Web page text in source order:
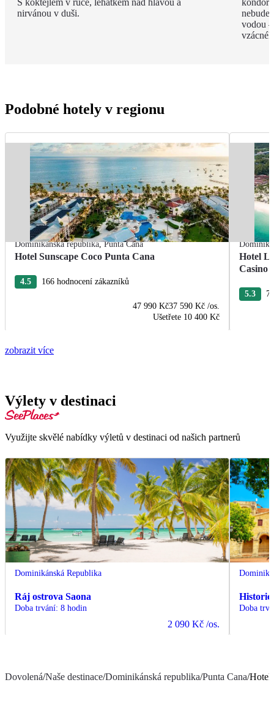
nirvánou v duši.
vodou
Podobné hotely v regionu
Dominikánská republika,Punta Cana
Hotel Sunscape Coco Punta Cana
4.5 166 hodnocení zákazníků
47 990 Kč37 590 Kč /os.
Ušetřete 10 400 Kč
Hotel
Casino
5.3
zobrazit více
Výlety v destinaci
Využijte skvělé nabídky výletů v destinaci od našich partnerů
Dominikánská Republika
Ráj ostrova Saona
Doba trvání: 8 hodin
2 090 Kč /os.
Doba
Dovolená/Naše destinace/Dominikánská republika/Punta Cana/Hotel